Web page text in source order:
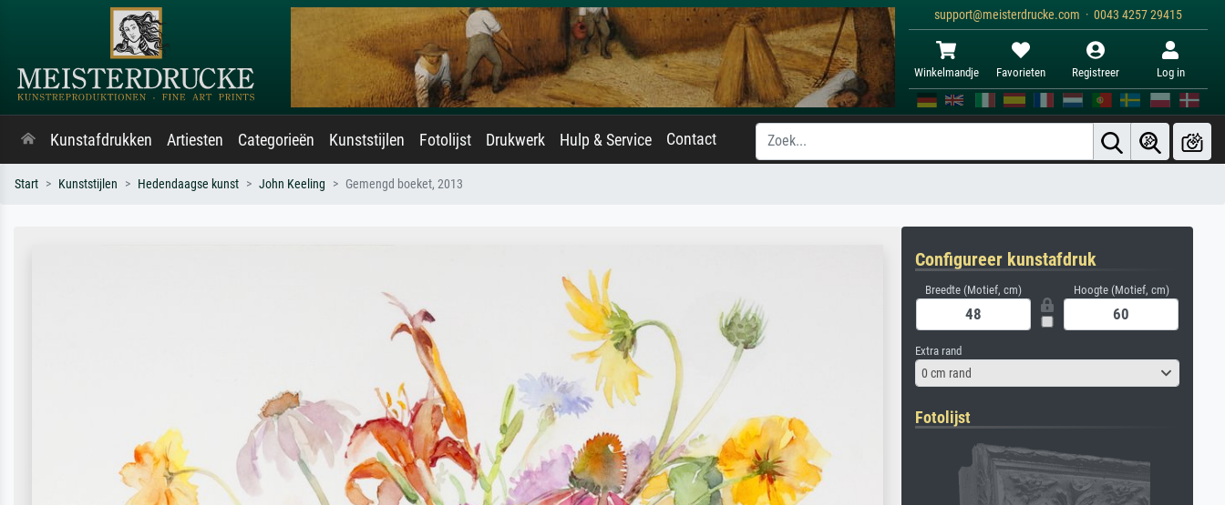
support@meisterdrucke.com · 0043 4257 29415
Winkelmandje Favorieten Registreer Log in
Kunstafdrukken Artiesten Categorieën Kunststijlen Fotolijst Drukwerk Hulp & Service Contact
Start Kunststijlen Hedendaagse kunst John Keeling Gemengd boeket, 2013
Configureer kunstafdruk
Breedte (Motief, cm) Hoogte (Motief, cm)
Extra rand
0 cm rand
Fotolijst